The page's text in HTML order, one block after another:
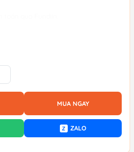
MUA NGAY
Z ZALO